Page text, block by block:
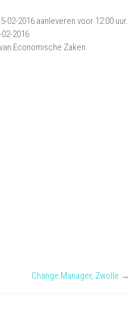
02-2016 aanleveren voor 12:00 uur.
2016
Economische Zaken
Change Manager, Zwolle →